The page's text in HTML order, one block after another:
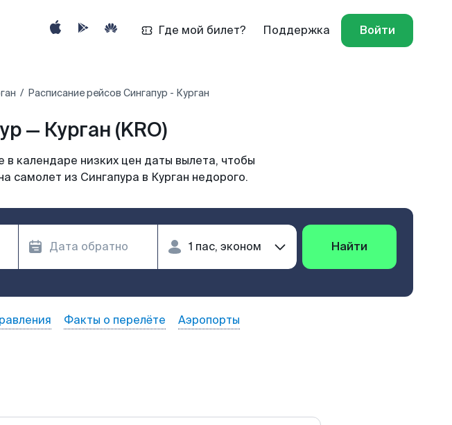
Где мой билет? Поддержка Войти
Расписание рейсов Сингапур - Курган
— Курган (KRO)
календаре низких цен даты вылета, чтобы
самолет из Сингапура в Курган недорого.
Найти
Факты о перелёте Аэропорты